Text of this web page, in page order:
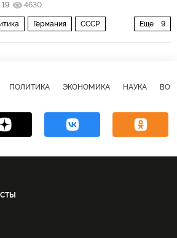
19 4630
Еще 9
Германия СССР
ПОЛИТИКА ЭКОНОМИКА НАУКА